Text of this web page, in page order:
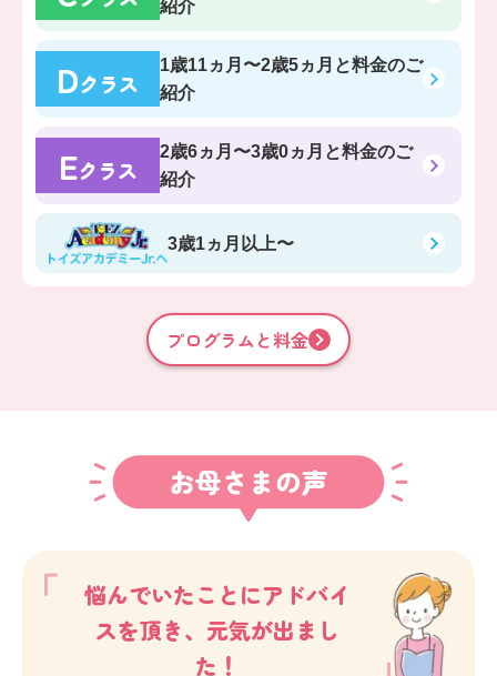
紹介
Dクラス
1歳11ヵ月〜2歳5ヵ月 と料金のご
紹介
Eクラス
2歳6ヵ月〜3歳0ヵ月 と料金のご
紹介
3歳1ヵ月以上〜
プログラムと料金
お母さまの声
悩んでいたことにアドバイ
スを頂き、元気が出まし
た！